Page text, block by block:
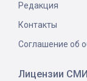
Редакция
Контакты
Соглашение об
Лицензии СМИ